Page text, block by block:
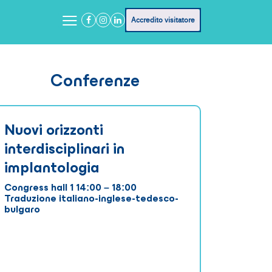
Accredito visitatore
Conferenze
Nuovi orizzonti
interdisciplinari in
implantologia
Congress hall 1 14:00 – 18:00
Traduzione italiano-inglese-tedesco-
bulgaro